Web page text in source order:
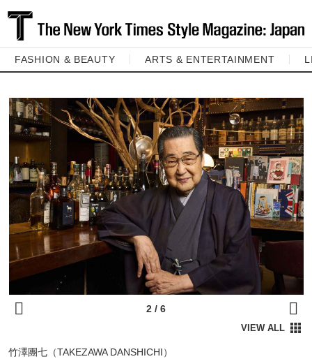
FASHION & BEAUTY ARTS & ENTERTAINMENT
竹澤團七（TAKEZAWA DANSHICHI）